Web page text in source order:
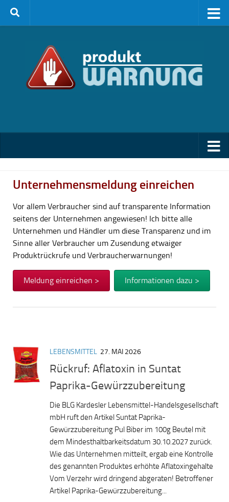
Zum Inhalt springen
Unternehmensmeldung einreichen
Vor allem Verbraucher sind auf transparente Information
seitens der Unternehmen angewiesen! Ich bitte alle
Unternehmen und Händler um diese Transparenz und im
Sinne aller Verbraucher um Zusendung etwaiger
Produktrückrufe und Verbraucherwarnungen!
Meldung einreichen > Informationen dazu >
LEBENSMITTEL 27. MAI 2026
Rückruf: Aflatoxin in Suntat
Paprika-Gewürzzubereitung
Die BLG Kardesler Lebensmittel-Handelsgesellschaft
mbH ruft den Artikel Suntat Paprika-
Gewürzzubereitung Pul Biber im 100g Beutel mit
dem Mindesthaltbarkeitsdatum 30.10.2027 zurück.
Wie das Unternehmen mitteilt, ergab eine Kontrolle
des genannten Produktes erhöhte Aflatoxingehalte
Vom Verzehr wird dringend abgeraten! Betroffener
Artikel Paprika-Gewürzzubereitung...